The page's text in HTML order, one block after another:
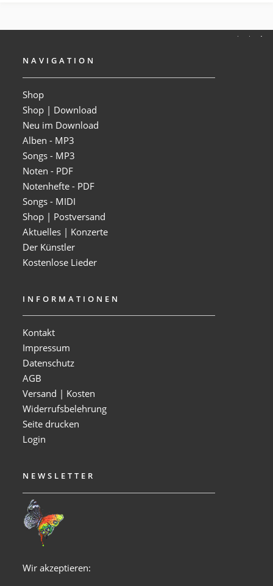
NAVIGATION
Shop
Shop | Download
Neu im Download
Alben - MP3
Songs - MP3
Noten - PDF
Notenhefte - PDF
Songs - MIDI
Shop | Postversand
Aktuelles | Konzerte
Der Künstler
Kostenlose Lieder
INFORMATIONEN
Kontakt
Impressum
Datenschutz
AGB
Versand | Kosten
Widerrufsbelehrung
Seite drucken
Login
NEWSLETTER
Wir akzeptieren: